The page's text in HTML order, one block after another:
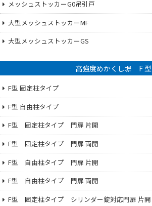
メッシュストッカーG0吊引戸
大型メッシュストッカーMF
大型メッシュストッカーGS
高強度めかくし塀 F 型
F型 固定柱タイプ
F型 自由柱タイプ
F型 固定柱タイプ 門扉 片開
F型 固定柱タイプ 門扉 両開
F型 自由柱タイプ 門扉 片開
F型 自由柱タイプ 門扉 両開
F型 固定柱タイプ シリンダー錠対応門扉 片開